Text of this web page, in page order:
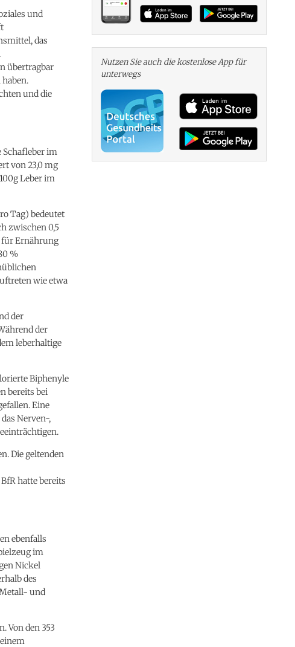
und
das
übertragbar
und die
im
von 23,0 mg
Leber im
Tag) bedeutet
zwischen 0,5
für Ernährung
%
wie etwa
der
der
leberhaltige
Biphenyle
bereits bei
Eine
Nerven-,
Die geltenden
hatte bereits
ebenfalls
im
Nickel
des
und
Von den 353
Nutzen Sie auch die kosten­lose App für
unterwegs